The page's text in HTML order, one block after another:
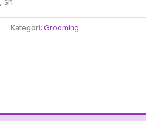
Kategori: Grooming